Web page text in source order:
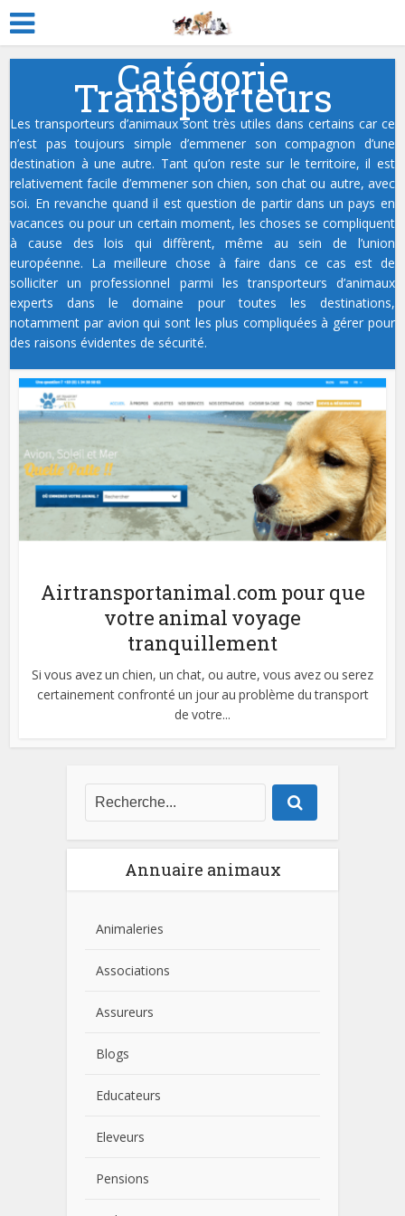
Catégorie
Transporteurs
Les transporteurs d’animaux sont très utiles dans certains car ce
n’est pas toujours simple d’emmener son compagnon d’une
destination à une autre. Tant qu’on reste sur le territoire, il est
relativement facile d’emmener son chien, son chat ou autre, avec
soi. En revanche quand il est question de partir dans un pays en
vacances ou pour un certain moment, les choses se compliquent
à cause des lois qui diffèrent, même au sein de l’union
européenne. La meilleure chose à faire dans ce cas est de
solliciter un professionnel parmi les transporteurs d’animaux
experts dans le domaine pour toutes les destinations,
notamment par avion qui sont les plus compliquées à gérer pour
des raisons évidentes de sécurité.
Airtransportanimal.com pour que
votre animal voyage
tranquillement
Si vous avez un chien, un chat, ou autre, vous avez ou serez
certainement confronté un jour au problème du transport
de votre...
Annuaire animaux
Animaleries
Associations
Assureurs
Blogs
Educateurs
Eleveurs
Pensions